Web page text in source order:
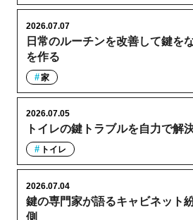
日常のルーチンを改善して鍵を
を作る
2026.07.07
家
トイレの鍵トラブルを自力で解
2026.07.05
トイレ
鍵の専門家が語るキャビネット
側
2026.07.04